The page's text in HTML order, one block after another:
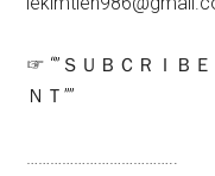
☞ “”ＳＵＢＣＲＩＢＥ
ＮＴ””
………………………………..